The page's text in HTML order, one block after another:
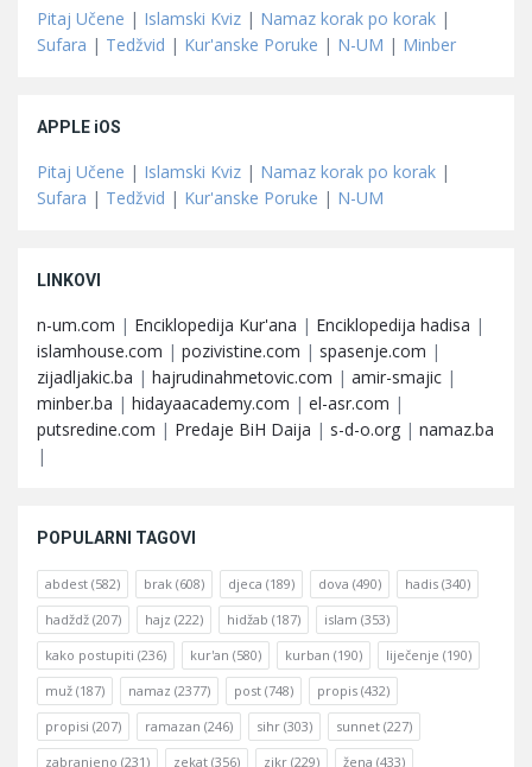
Pitaj Učene | Islamski Kviz | Namaz korak po korak |
Sufara | Tedžvid | Kur'anske Poruke | N-UM | Minber
APPLE iOS
Pitaj Učene | Islamski Kviz | Namaz korak po korak |
Sufara | Tedžvid | Kur'anske Poruke | N-UM
LINKOVI
n-um.com | Enciklopedija Kur'ana | Enciklopedija hadisa |
islamhouse.com | pozivistine.com | spasenje.com |
zijadljakic.ba | hajrudinahmetovic.com | amir-smajic |
minber.ba | hidayaacademy.com | el-asr.com |
putsredine.com | Predaje BiH Daija | s-d-o.org | namaz.ba
|
POPULARNI TAGOVI
abdest (582) brak (608) djeca (189) dova (490) hadis (340)
hadždž (207) hajz (222) hidžab (187) islam (353)
kako postupiti (236) kur'an (580) kurban (190) liječenje (190)
muž (187) namaz (2377) post (748) propis (432)
propisi (207) ramazan (246) sihr (303) sunnet (227)
zabranjeno (231) zekat (356) zikr (229) žena (433)